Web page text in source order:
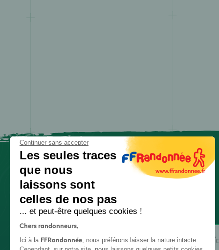
Continuer sans accepter
Les seules traces
que nous
laissons sont
celles de nos pas
... et peut-être quelques cookies !
Chers randonneurs,
Ici à la FFRandonnée, nous préférons laisser la nature intacte.